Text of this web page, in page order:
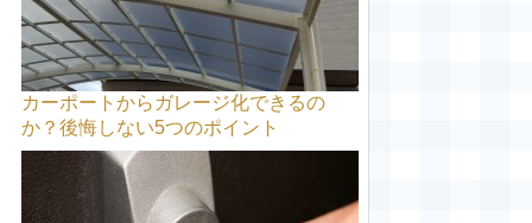
カーポートからガレージ化できるの
か？後悔しない5つのポイント